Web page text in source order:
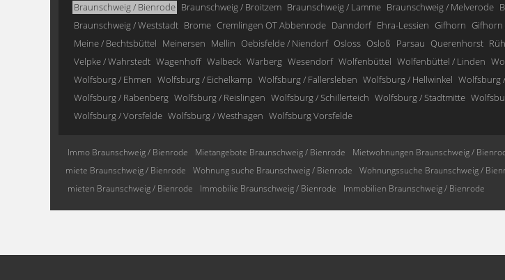
Braunschweig / Bienrode Braunschweig / Broitzem Braunschweig / Lamme Braunschweig / Melverode
Braunschweig / Weststadt Brome Cremlingen OT Abbenrode Danndorf Ehra-Lessien Gifhorn Gifhorn
Meine / Bechtsbüttel Meinersen Mellin Oebisfelde / Niendorf Osloss Osloß Parsau Querenhorst
Velpke / Wahrstedt Wagenhoff Walbeck Warberg Wesendorf Wolfenbüttel Wolfenbüttel / Linden
Wolfsburg / Ehmen Wolfsburg / Eichelkamp Wolfsburg / Fallersleben Wolfsburg / Hellwinkel Wolfsburg
Wolfsburg / Rabenberg Wolfsburg / Reislingen Wolfsburg / Schillerteich Wolfsburg / Stadtmitte
Wolfsburg / Vorsfelde Wolfsburg / Westhagen Wolfsburg Vorsfelde
Immo Braunschweig / Bienrode Mietangebote Braunschweig / Bienrode Mietwohnungen Braunschweig /
miete Braunschweig / Bienrode
Wohnung suche Braunschweig / Bienrode Wohnungssuche Braunschweig /
mieten Braunschweig / Bienrode
Immobilie Braunschweig / Bienrode Immobilien Braunschweig / Bienrode